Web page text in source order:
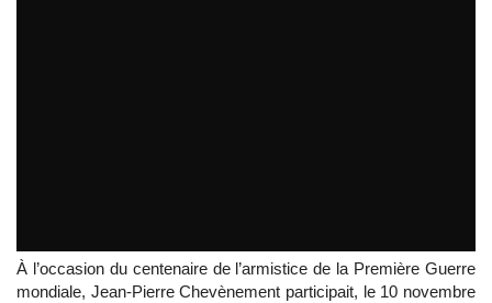
À l’occasion du centenaire de l’armistice de la Première Guerre
mondiale, Jean-Pierre Chevènement participait, le 10 novembre